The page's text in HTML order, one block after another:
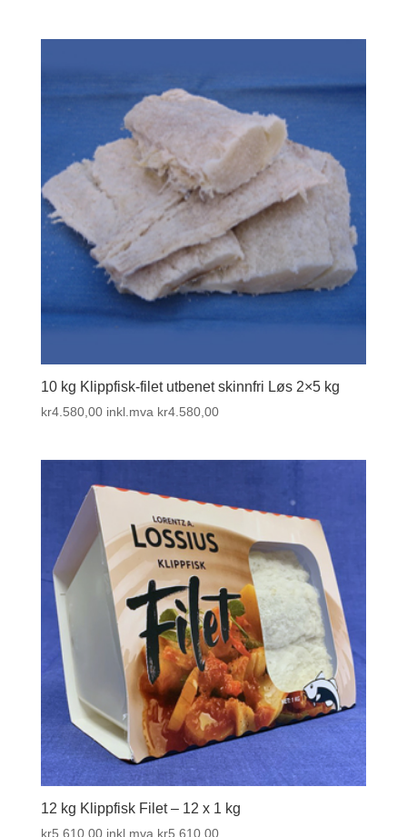
10 kg Klippfisk-filet utbenet skinnfri Løs 2×5 kg
kr4.580,00 inkl.mva kr4.580,00
12 kg Klippfisk Filet – 12 x 1 kg
kr5.610,00 inkl.mva kr5.610,00